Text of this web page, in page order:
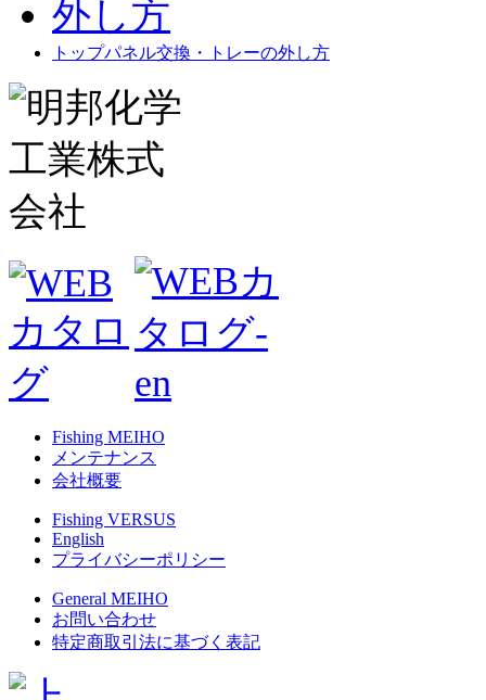
トップパネル交換・トレーの外し方
Fishing MEIHO
メンテナンス
会社概要
Fishing VERSUS
English
プライバシーポリシー
General MEIHO
お問い合わせ
特定商取引法に基づく表記